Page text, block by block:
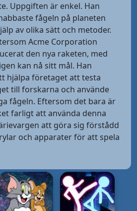
Uppgiften är enkel. Han
fågeln på planeten
av olika sätt och metoder.
Acme Corporation
den nya raketen, med
kan nå sitt mål. Han
hjälpa företaget att testa
till forskarna och använde
fågeln. Eftersom det bara är
farligt att använda denna
att göra sig förstådd
och apparater för att spela